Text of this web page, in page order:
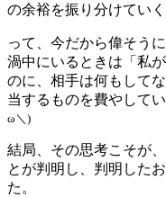
の余裕を振り分けていく
って、今だから偉そう
渦中にいるときは「私
のに、相手は何もして
当するものを費やして
ω＼)
結局、その思考こそが
とが判明し、判明した
た。